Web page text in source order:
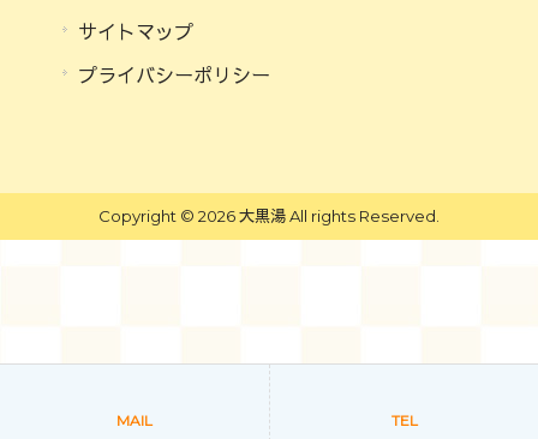
サイトマップ
プライバシーポリシー
Copyright © 2026 大黒湯 All rights Reserved.
MAIL TEL